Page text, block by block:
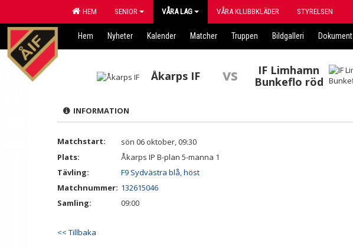
HEM SENIOR VÅRA LAG VÅRA KLUBBKLÄDER STYRELSEN
Hem Nyheter Kalender Matcher Truppen Bildgalleri Dokument
Åkarps IF vs
IF Limhamn
Bunkeflo röd
INFORMATION
Matchstart:
sön 06 oktober, 09:30
Plats:
Åkarps IP B-plan 5-manna 1
Tävling:
F9 Sydvästra blå, höst
Matchnummer: 132615046
Samling:
09:00
<< Tillbaka